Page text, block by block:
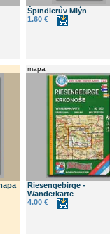
Špindlerův Mlýn
1.60 €
mapa
Riesengebirge -
Wanderkarte
4.00 €